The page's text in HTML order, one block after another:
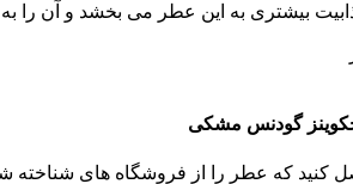
بیشتری به این عطر می‌ بخشد و آن را به
گودنس مشکی
کنید که عطر را از فروشگاه‌ های